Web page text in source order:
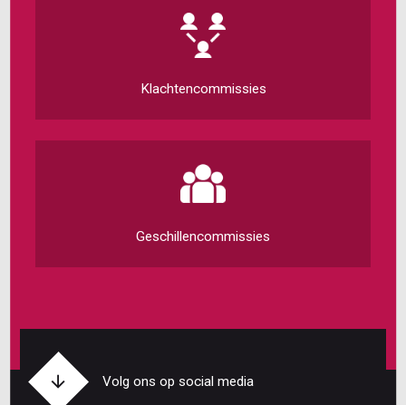
Klachtencommissies
Geschillencommissies
Volg ons op social media